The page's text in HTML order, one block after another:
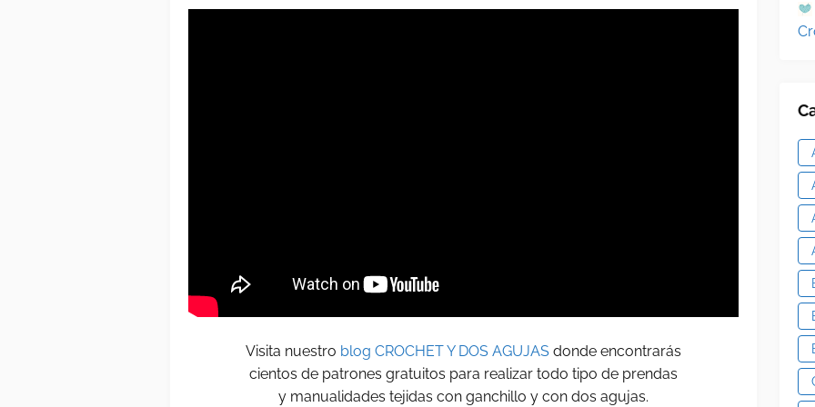
Visita nuestro blog CROCHET Y DOS AGUJAS donde encontrarás
cientos de patrones gratuitos para realizar todo tipo de prendas
y manualidades tejidas con ganchillo y con dos agujas.